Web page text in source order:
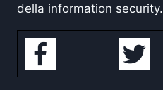
della information security.